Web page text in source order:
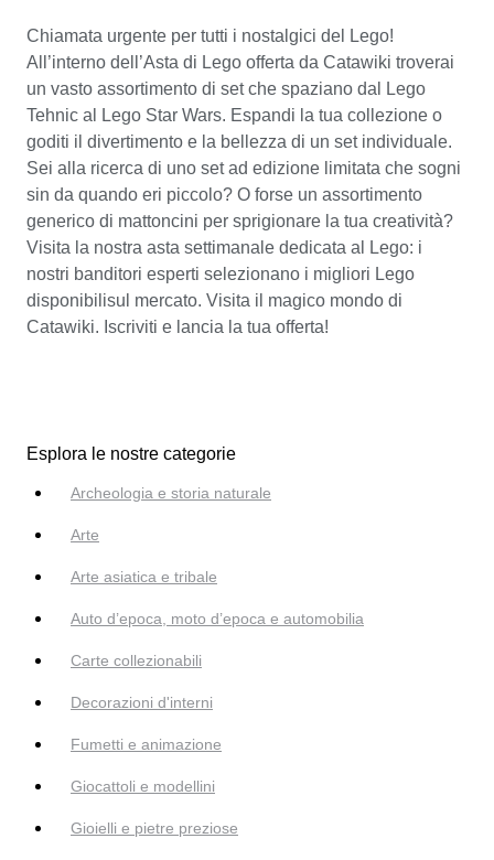
Chiamata urgente per tutti i nostalgici del Lego!
All’interno dell’Asta di Lego offerta da Catawiki troverai
un vasto assortimento di set che spaziano dal Lego
Tehnic al Lego Star Wars. Espandi la tua collezione o
goditi il divertimento e la bellezza di un set individuale.
Sei alla ricerca di uno set ad edizione limitata che sogni
sin da quando eri piccolo? O forse un assortimento
generico di mattoncini per sprigionare la tua creatività?
Visita la nostra asta settimanale dedicata al Lego: i
nostri banditori esperti selezionano i migliori Lego
disponibilisul mercato. Visita il magico mondo di
Catawiki. Iscriviti e lancia la tua offerta!
Esplora le nostre categorie
Archeologia e storia naturale
Arte
Arte asiatica e tribale
Auto d’epoca, moto d’epoca e automobilia
Carte collezionabili
Decorazioni d'interni
Fumetti e animazione
Giocattoli e modellini
Gioielli e pietre preziose